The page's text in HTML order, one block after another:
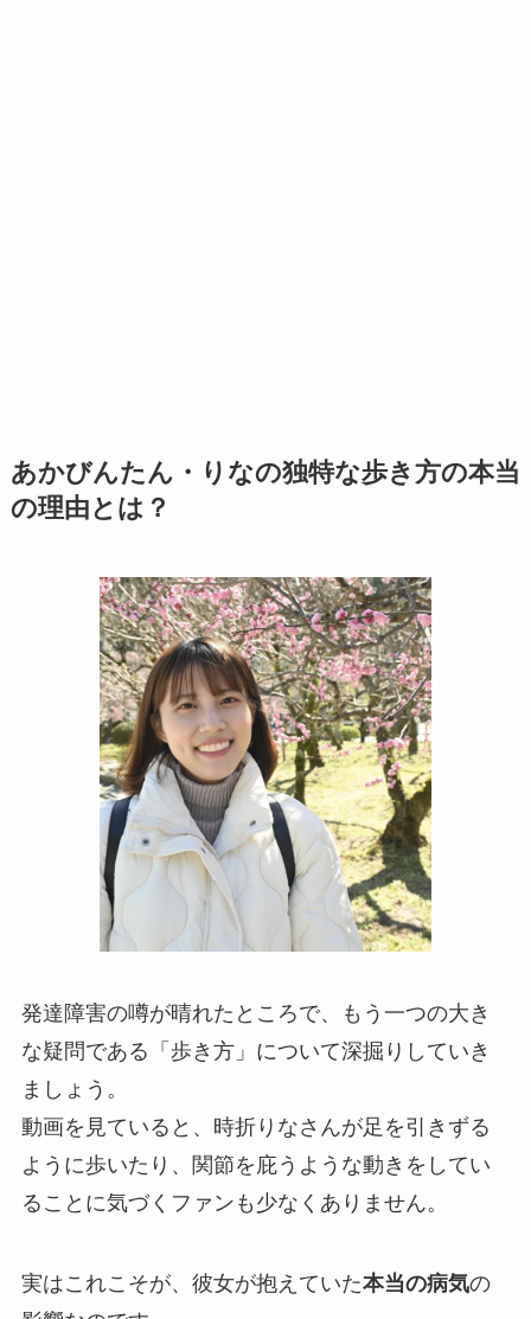
あかびんたん・りなの独特な歩き方の本当
の理由とは？
発達障害の噂が晴れたところで、もう一つの大き
な疑問である「歩き方」について深掘りしていき
ましょう。
動画を見ていると、時折りなさんが足を引きずる
ように歩いたり、関節を庇うような動きをしてい
ることに気づくファンも少なくありません。
実はこれこそが、彼女が抱えていた本当の病気の